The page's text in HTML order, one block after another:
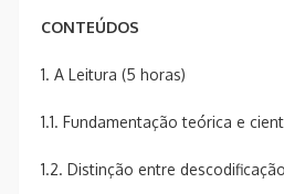
CONTEÚDOS
1. A Leitura (5 horas)
1.1. Fundamentação teórica e
1.2. Distinção entre